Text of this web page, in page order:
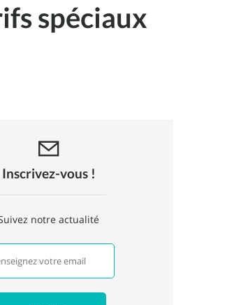
spéciaux
Inscrivez-vous !
notre actualité